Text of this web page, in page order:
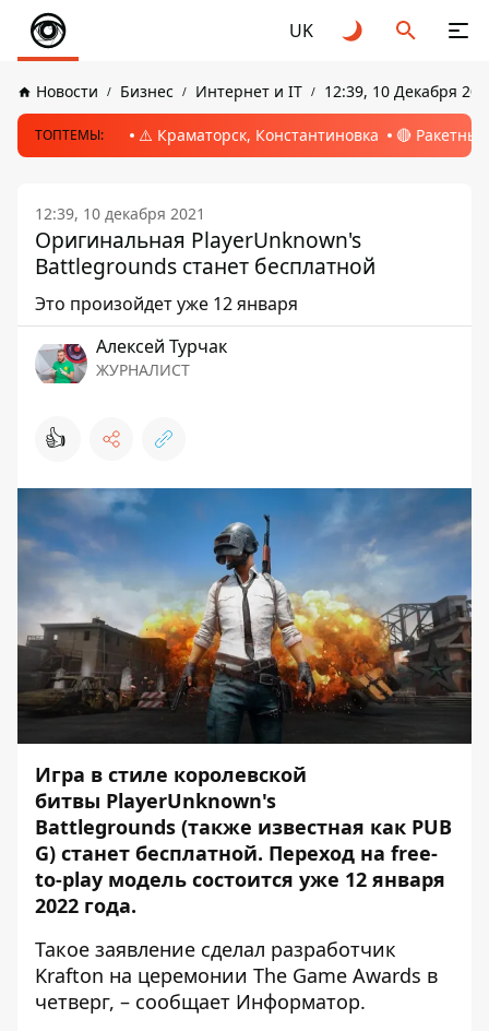
UK
Новости Бизнес Интернет и IT 12:39, 10 Декабря
ТОПТЕМЫ: ⚠️ Краматорск, Константиновка 🔴
12:39, 10 декабря 2021
Оригинальная PlayerUnknown's
Battlegrounds станет бесплатной
Это произойдет уже 12 января
Алексей Турчак
ЖУРНАЛИСТ
👍
Игра в стиле королевской
битвы PlayerUnknown's
Battlegrounds (также известная как PUB
G) станет бесплатной. Переход на free-
to-play модель состоится уже 12 января
2022 года.
Такое заявление сделал разработчик
Krafton на церемонии The Game Awards в
четверг, – сообщает Информатор.